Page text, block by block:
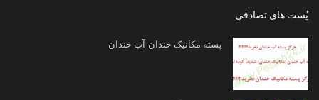
پُست های تصادفی
پسته مکانیک خندان-آب خندان